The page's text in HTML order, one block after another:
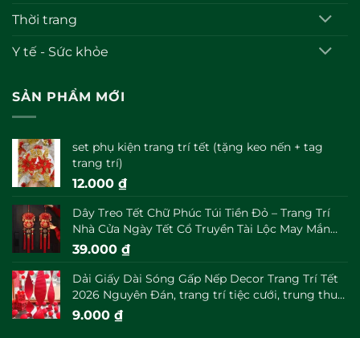
Thời trang
Y tế - Sức khỏe
SẢN PHẨM MỚI
set phụ kiện trang trí tết (tặng keo nến + tag
trang trí)
12.000 ₫
Dây Treo Tết Chữ Phúc Túi Tiền Đỏ – Trang Trí
Nhà Cửa Ngày Tết Cổ Truyền Tài Lộc May Mắn
Đầu Năm
39.000 ₫
Dải Giấy Dài Sóng Gấp Nếp Decor Trang Trí Tết
2026 Nguyên Đán, trang trí tiệc cưới, trung thu
decor
9.000 ₫